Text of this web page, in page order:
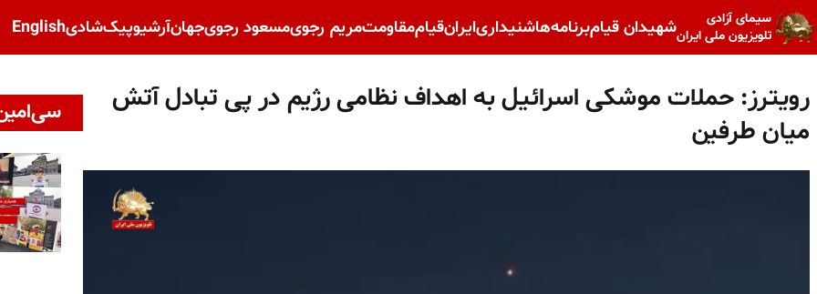
سیمای آزادی
تلویزیون ملی ایرانشهیدان قیامبرنامه‌هاشنیداریایرانقیاممقاومتمریم رجویمسعود رجویجهانآرشیوپیک‌شادیEnglish
رویترز: حملات موشکی اسرائیل به اهداف نظامی رژیم در پی تبادل آتش
میان طرفین